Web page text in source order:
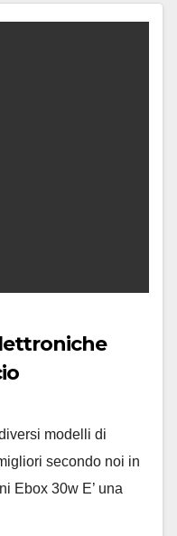
modelli di
secondo noi in
Ebox 30w E’ una